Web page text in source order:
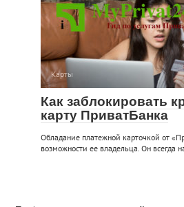
Карты
Как заблокировать
карту ПриватБанка
Обладание платежной карточкой от
возможности ее владельца. Он всегда